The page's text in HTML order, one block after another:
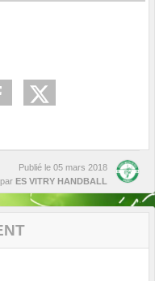
Publié le 05 mars 2018
par ES VITRY HANDBALL